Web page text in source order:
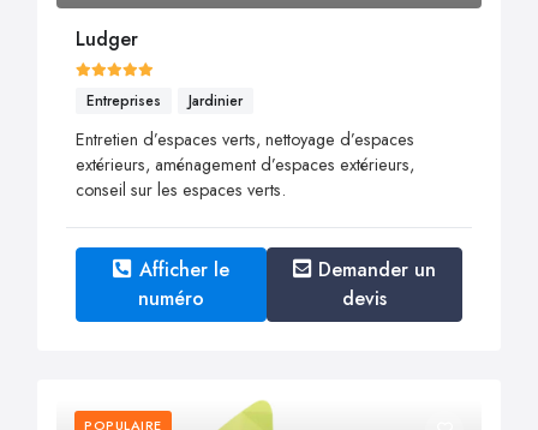
Ludger
Entreprises Jardinier
Entretien d’espaces verts, nettoyage d’espaces
extérieurs, aménagement d’espaces extérieurs,
conseil sur les espaces verts.
Afficher le
numéro
Demander un
devis
POPULAIRE